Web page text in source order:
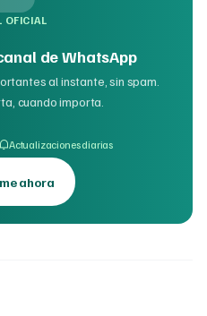
OFICIAL
de WhatsApp
al instante, sin spam.
cuando importa.
Actualizaciones diarias
ahora